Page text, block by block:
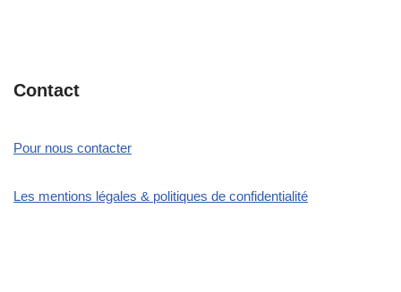
Contact
Pour nous contacter
Les mentions légales & politiques de confidentialité